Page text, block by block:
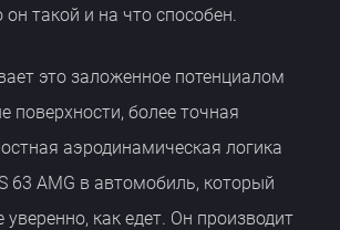
такой и на что способен.
это заложенное потенциалом
поверхности, более точная
аэродинамическая логика
63 AMG в автомобиль, который
как едет. Он производит